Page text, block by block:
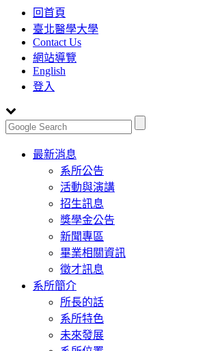
回首頁
臺北醫學大學
Contact Us
網站導覽
English
登入
Toggle
navigation
最新消息
系所公告
活動與演講
招生訊息
獎學金公告
新聞專區
畢業相關資訊
徵才訊息
系所簡介
所長的話
系所特色
未來發展